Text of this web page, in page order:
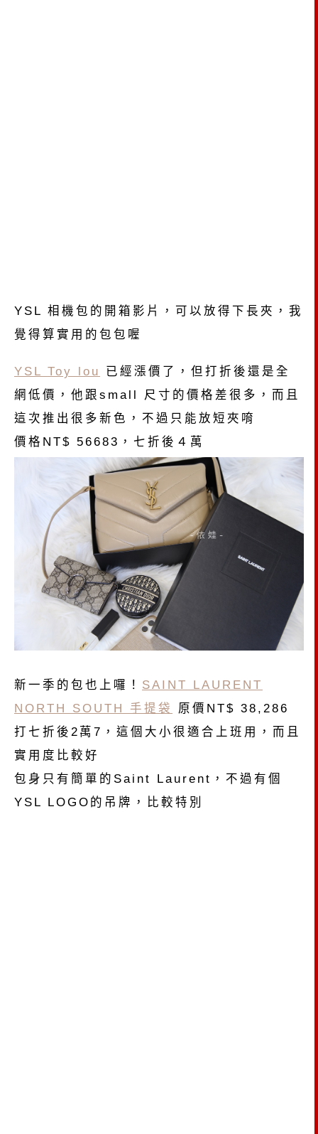
YSL 相機包的開箱影片，可以放得下長夾，我
覺得算實用的包包喔
YSL Toy lou
已經漲價了，但打折後還是全
網低價，他跟small 尺寸的價格差很多，而且
這次推出很多新色，不過只能放短夾唷
價格NT$ 56683，七折後４萬
新一季的包也上囉！ SAINT LAURENT
NORTH SOUTH 手提袋
原價NT$ 38,286
打七折後2萬7，這個大小很適合上班用，而且
實用度比較好
包身只有簡單的Saint Laurent，不過有個
YSL LOGO的吊牌，比較特別